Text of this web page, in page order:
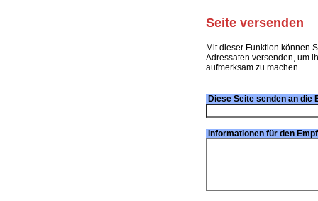
Seite versenden
Mit dieser Funktion können
Adressaten versenden, um
aufmerksam zu machen.
Diese Seite senden an die
Informationen für den